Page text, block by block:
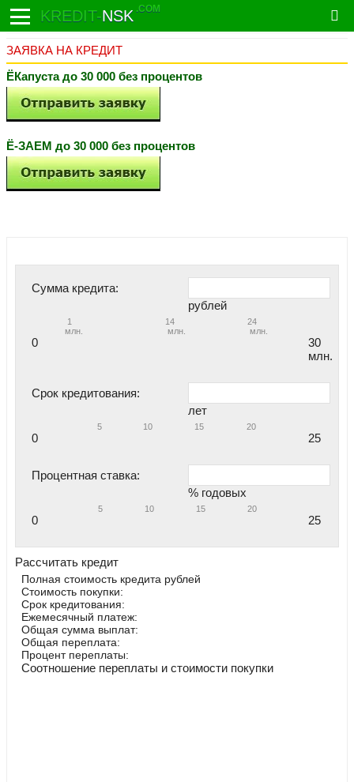
KREDIT-NSK .COM
ЗАЯВКА НА КРЕДИТ
ЁКапуста до 30 000 без процентов
Ё-ЗАЕМ до 30 000 без процентов
Сумма кредита:
рублей
1
млн.
14
млн.
24
млн.
0
30
млн.
Срок кредитования:
лет
5 10 15 20
0 25
Процентная ставка:
% годовых
5 10 15 20
0 25
Рассчитать кредит
Полная стоимость кредита рублей
Стоимость покупки:
Срок кредитования:
Ежемесячный платеж:
Общая сумма выплат:
Общая переплата:
Процент переплаты:
Соотношение переплаты и стоимости покупки